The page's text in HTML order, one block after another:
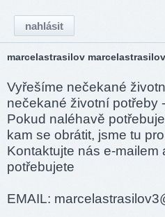
nahlásit
marcelastrasilov marcelastrasilov
Vyřešíme nečekané
nečekané životní potřeby
Pokud naléhavě
kam se obrátit, jsme tu
Kontaktujte nás e-mailem
potřebujete
EMAIL: